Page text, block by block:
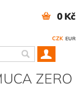
CZK EUR
0 Kč
ZERO